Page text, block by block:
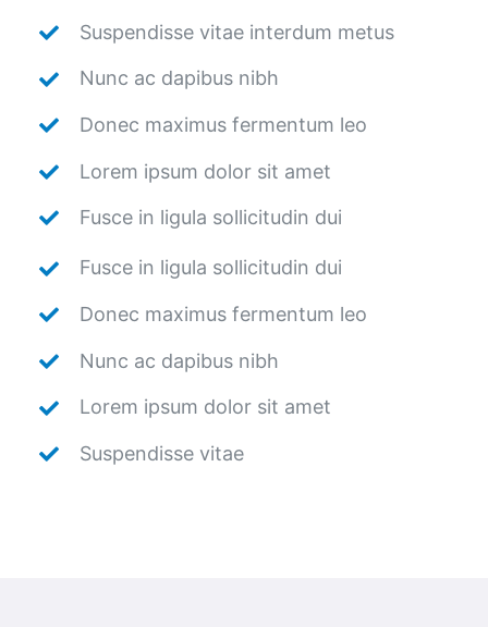
Suspendisse vitae interdum metus
Nunc ac dapibus nibh
Donec maximus fermentum leo
Lorem ipsum dolor sit amet
Fusce in ligula sollicitudin dui
Fusce in ligula sollicitudin dui
Donec maximus fermentum leo
Nunc ac dapibus nibh
Lorem ipsum dolor sit amet
Suspendisse vitae